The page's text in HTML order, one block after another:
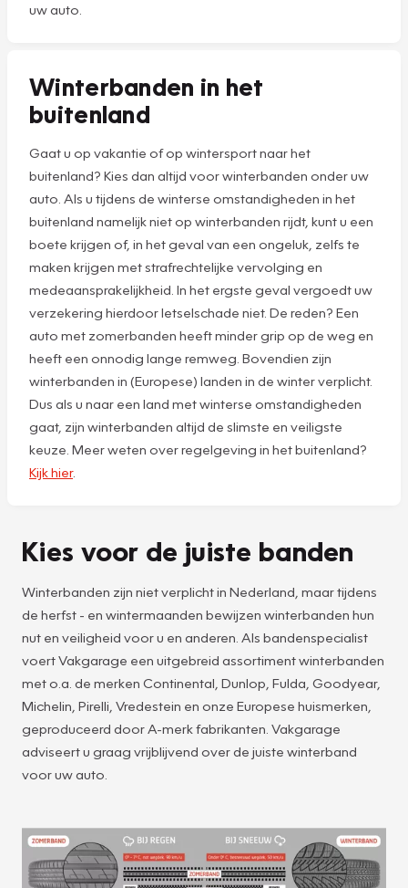
uw auto.
Winterbanden in het
buitenland
Gaat u op vakantie of op wintersport naar het
buitenland? Kies dan altijd voor winterbanden onder uw
auto. Als u tijdens de winterse omstandigheden in het
buitenland namelijk niet op winterbanden rijdt, kunt u een
boete krijgen of, in het geval van een ongeluk, zelfs te
maken krijgen met strafrechtelijke vervolging en
medeaansprakelijkheid. In het ergste geval vergoedt uw
verzekering hierdoor letselschade niet. De reden? Een
auto met zomerbanden heeft minder grip op de weg en
heeft een onnodig lange remweg. Bovendien zijn
winterbanden in (Europese) landen in de winter verplicht.
Dus als u naar een land met winterse omstandigheden
gaat, zijn winterbanden altijd de slimste en veiligste
keuze. Meer weten over regelgeving in het buitenland?
Kijk hier.
Kies voor de juiste banden
Winterbanden zijn niet verplicht in Nederland, maar tijdens
de herfst - en wintermaanden bewijzen winterbanden hun
nut en veiligheid voor u en anderen. Als bandenspecialist
voert Vakgarage een uitgebreid assortiment winterbanden
met o.a. de merken Continental, Dunlop, Fulda, Goodyear,
Michelin, Pirelli, Vredestein en onze Europese huismerken,
geproduceerd door A-merk fabrikanten. Vakgarage
adviseert u graag vrijblijvend over de juiste winterband
voor uw auto.